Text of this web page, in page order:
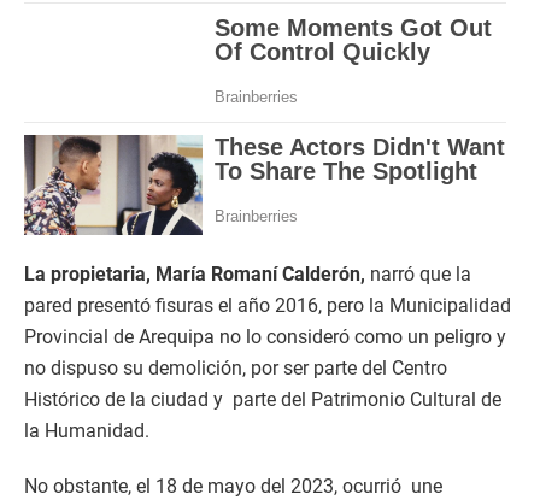
La propietaria, María Romaní Calderón, narró que la
pared presentó fisuras el año 2016, pero la Municipalidad
Provincial de Arequipa no lo consideró como un peligro y
no dispuso su demolición, por ser parte del Centro
Histórico de la ciudad y parte del Patrimonio Cultural de
la Humanidad.
No obstante, el 18 de mayo del 2023, ocurrió une